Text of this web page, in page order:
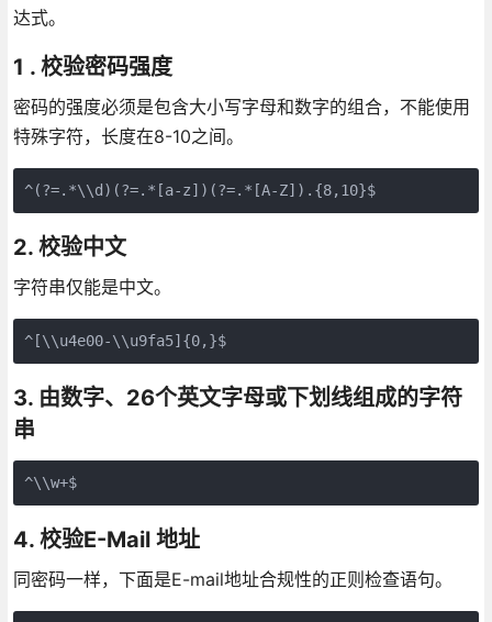
达式。
1 . 校验密码强度
密码的强度必须是包含大小写字母和数字的组合，不能使用
特殊字符，长度在8-10之间。
^(?=.*\\d)(?=.*[a-z])(?=.*[A-Z]).{8,10}$
2. 校验中文
字符串仅能是中文。
^[\\u4e00-\\u9fa5]{0,}$
3. 由数字、26个英文字母或下划线组成的字符
串
^\\w+$
4. 校验E-Mail 地址
同密码一样，下面是E-mail地址合规性的正则检查语句。